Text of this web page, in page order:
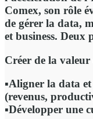
Comex, son rôle
de gérer la data,
et business. Deux
Créer de la
▪️Aligner la data
(revenus,
▪️Développer une